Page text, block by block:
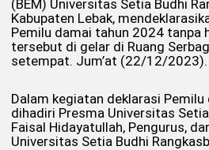
(BEM) Universitas Setia Budhi
Kabupaten Lebak,
Pemilu damai tahun 2024 tanpa
tersebut di gelar di Ruang
setempat. Jum’at (22/12/2023).
Dalam kegiatan deklarasi
dihadiri Presma Universitas
Faisal Hidayatullah, Pengurus,
Universitas Setia Budhi